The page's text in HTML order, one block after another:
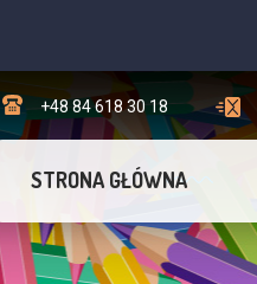
+48 84 618 30 18
STRONA GŁÓWNA